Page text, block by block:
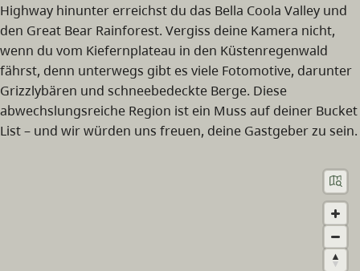
Highway hinunter erreichst du das Bella Coola Valley und
den Great Bear Rainforest. Vergiss deine Kamera nicht,
wenn du vom Kiefernplateau in den Küstenregenwald
fährst, denn unterwegs gibt es viele Fotomotive, darunter
Grizzlybären und schneebedeckte Berge. Diese
abwechslungsreiche Region ist ein Muss auf deiner Bucket
List – und wir würden uns freuen, deine Gastgeber zu sein.